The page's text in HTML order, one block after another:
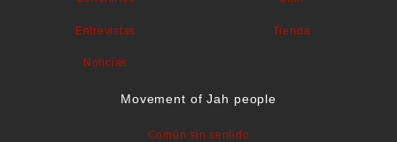
Entrevistas
Noticias
Tienda
Movement of Jah people
Común sin sentido